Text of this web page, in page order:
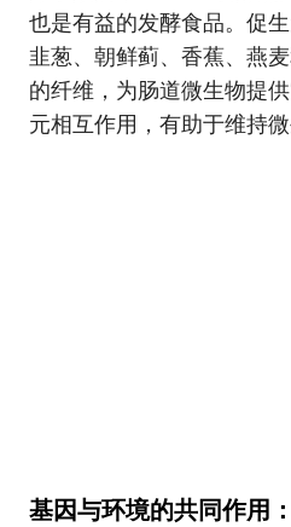
也是有益的发酵食品。促
韭葱、朝鲜蓟、香蕉、燕
的纤维，为肠道微生物提
元相互作用，有助于维持微
基因与环境的共同作用